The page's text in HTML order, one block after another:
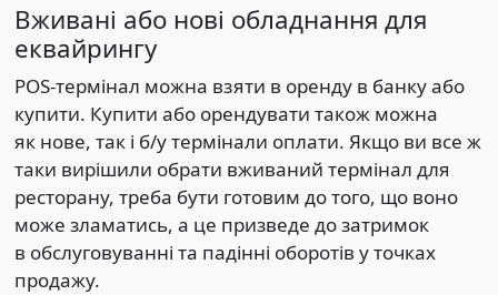
Вживані або нові обладнання для
еквайрингу
POS-термінал можна взяти в оренду в банку або
купити. Купити або орендувати також можна
як нове, так і б/у термінали оплати. Якщо ви все ж
таки вирішили обрати вживаний термінал для
ресторану, треба бути готовим до того, що воно
може зламатись, а це призведе до затримок
в обслуговуванні та падінні оборотів у точках
продажу.